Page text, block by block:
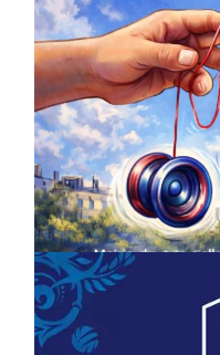
COMPÉTITIONS CULTURE
Championnat
le 18 avril – Paris
On18/03/2026by